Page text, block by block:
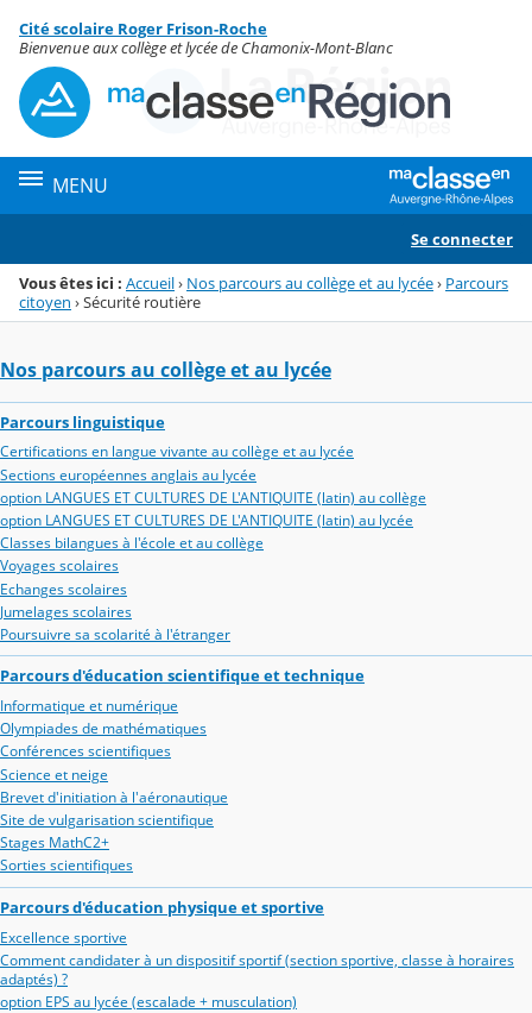
Menu de la rubrique
Contenu
Cité scolaire Roger Frison-Roche
Bienvenue aux collège et lycée de Chamonix-Mont-Blanc
MENU
Se connecter
Vous êtes ici : Accueil› Nos parcours au collège et au lycée› Parcours
citoyen ›Sécurité routière
Nos parcours au collège et au lycée
Parcours linguistique
Certifications en langue vivante au collège et au lycée
Sections européennes anglais au lycée
option LANGUES ET CULTURES DE L'ANTIQUITE (latin) au collège
option LANGUES ET CULTURES DE L'ANTIQUITE (latin) au lycée
Classes bilangues à l'école et au collège
Voyages scolaires
Echanges scolaires
Jumelages scolaires
Poursuivre sa scolarité à l'étranger
Parcours d'éducation scientifique et technique
Informatique et numérique
Olympiades de mathématiques
Conférences scientifiques
Science et neige
Brevet d'initiation à l'aéronautique
Site de vulgarisation scientifique
Stages MathC2+
Sorties scientifiques
Parcours d'éducation physique et sportive
Excellence sportive
Comment candidater à un dispositif sportif (section sportive, classe à horaires
adaptés) ?
option EPS au lycée (escalade + musculation)